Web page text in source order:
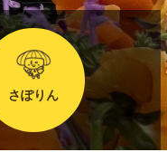
さぽりん